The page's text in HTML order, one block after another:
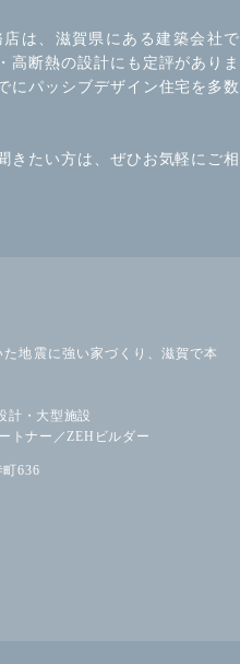
は、滋賀県にある建築会社で
高断熱の設計にも定評がありま
にパッシブデザイン住宅を多数
きたい方は、ぜひお気軽にご相
地震に強い家づくり、滋賀で本
計・大型施設
トナー／ZEHビルダー
町636